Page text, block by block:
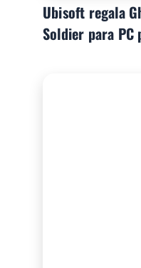
Ubisoft regala
Soldier para